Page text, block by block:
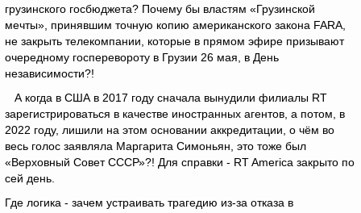
грузинского госбюджета? Почему бы властям «Грузинской
мечты», принявшим точную копию американского закона FARA,
не закрыть телекомпании, которые в прямом эфире призывают
очередному госперевороту в Грузии 26 мая, в День
независимости?!
А когда в США в 2017 году сначала вынудили филиалы RT
зарегистрироваться в качестве иностранных агентов, а потом, в
2022 году, лишили на этом основании аккредитации, о чём во
весь голос заявляла Маргарита Симоньян, это тоже был
«Верховный Совет СССР»?! Для справки - RT America закрыто по
сей день.
Где логика - зачем устраивать трагедию из-за отказа в